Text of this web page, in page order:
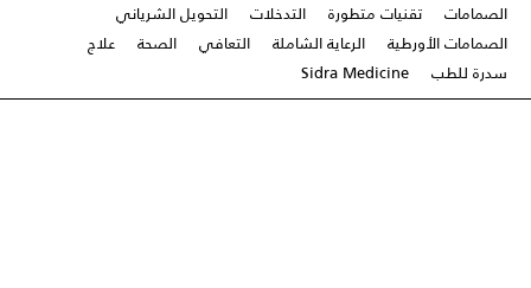
الصمامات
تقنيات متطورة التدخلات
التحويل الشرياني
الصمامات الأورطية
الرعاية الشاملة التعافي الصحة
علاج
سدرة للطب
Sidra Medicine